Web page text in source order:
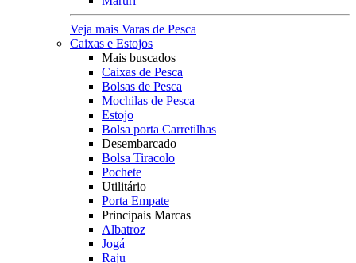
Veja mais Varas de Pesca
Caixas e Estojos
Mais buscados
Caixas de Pesca
Bolsas de Pesca
Mochilas de Pesca
Estojo
Bolsa porta Carretilhas
Desembarcado
Bolsa Tiracolo
Pochete
Utilitário
Porta Empate
Principais Marcas
Albatroz
Jogá
Raju